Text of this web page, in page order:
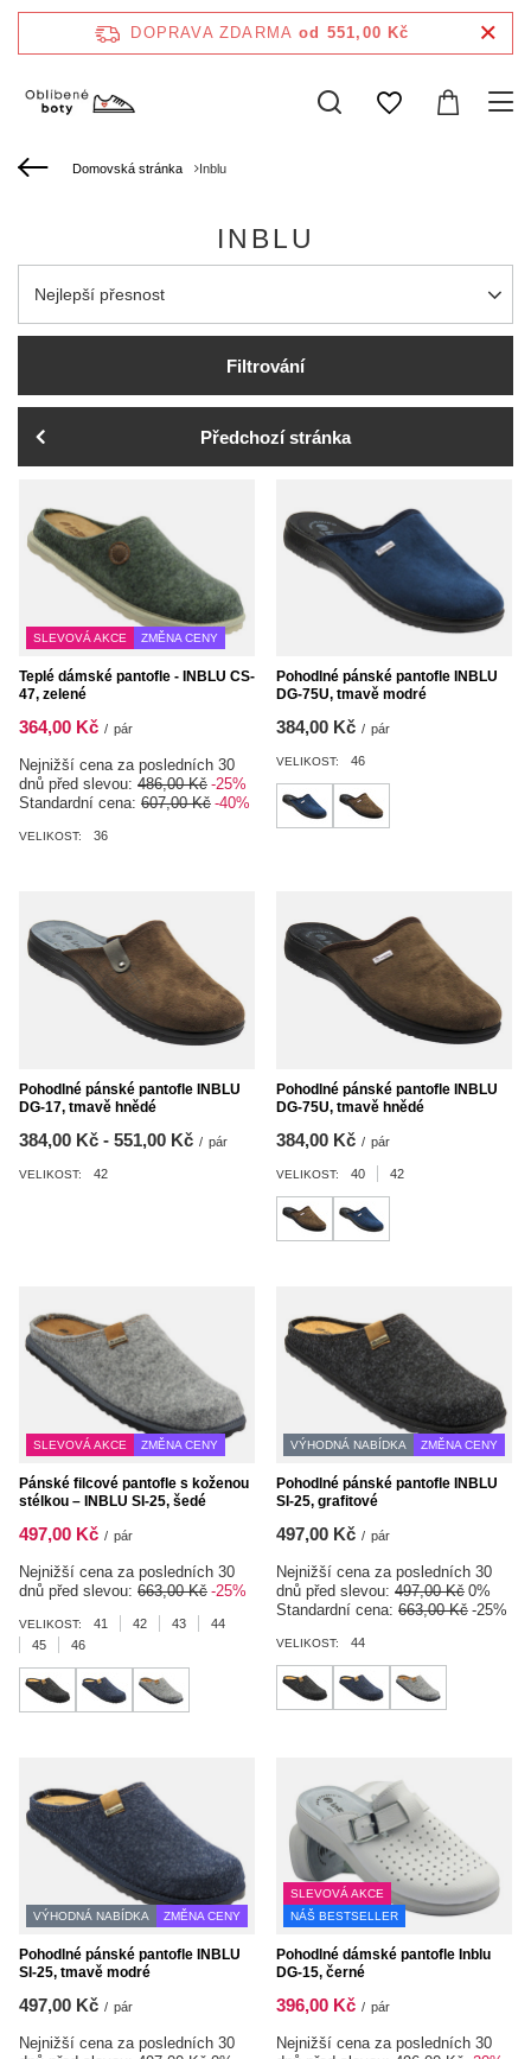
DOPRAVA ZDARMA od 551,00 Kč
Domovská stránka Inblu
INBLU
Zmień sortowanie
Nejlepší přesnost
Filtrování
Předchozí stránka
SLEVOVÁ AKCE ZMĚNA CENY
Teplé dámské pantofle - INBLU CS-
47, zelené
364,00 Kč / pár
Nejnižší cena za posledních 30
dnů před slevou: 486,00 Kč -25%
Standardní cena: 607,00 Kč -40%
VELIKOST: 36
Pohodlné pánské pantofle INBLU
DG-75U, tmavě modré
384,00 Kč / pár
VELIKOST: 46
Pohodlné pánské pantofle INBLU
DG-17, tmavě hnědé
od
384,00 Kč - do
551,00 Kč / pár
VELIKOST: 42
Pohodlné pánské pantofle INBLU
DG-75U, tmavě hnědé
384,00 Kč / pár
VELIKOST: 40 42
SLEVOVÁ AKCE ZMĚNA CENY
Pánské filcové pantofle s koženou
stélkou – INBLU SI-25, šedé
497,00 Kč / pár
Nejnižší cena za posledních 30
dnů před slevou: 663,00 Kč -25%
VELIKOST: 41 42 43
44
45
46
VÝHODNÁ NABÍDKA ZMĚNA CENY
Pohodlné pánské pantofle INBLU
SI-25, grafitové
497,00 Kč / pár
Nejnižší cena za posledních 30
dnů před slevou: 497,00 Kč 0%
Standardní cena: 663,00 Kč -25%
VELIKOST: 44
VÝHODNÁ NABÍDKA ZMĚNA CENY
Pohodlné pánské pantofle INBLU
SI-25, tmavě modré
497,00 Kč / pár
Nejnižší cena za posledních 30
SLEVOVÁ AKCE
NÁŠ BESTSELLER
Pohodlné dámské pantofle Inblu
DG-15, černé
396,00 Kč / pár
Nejnižší cena za posledních 30